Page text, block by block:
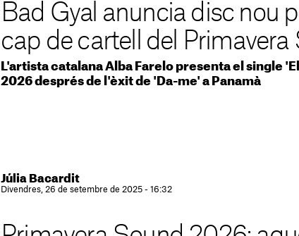
Bad Gyal anuncia disc nou
cap de cartell del Primavera
L'artista catalana Alba Farelo presenta el single
2026 després de l'èxit de 'Da-me' a Panamà
Júlia Bacardit
Divendres, 26 de setembre de 2025 - 16:32